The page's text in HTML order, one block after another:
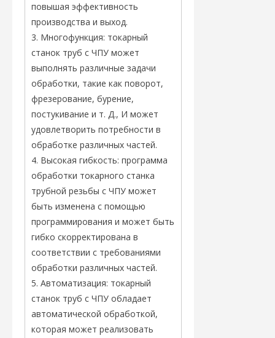
повышая эффективность
производства и выход.
3. Многофункция: токарный
станок труб с ЧПУ может
выполнять различные задачи
обработки, такие как поворот,
фрезерование, бурение,
постукивание и т. Д., И может
удовлетворить потребности в
обработке различных частей.
4. Высокая гибкость: программа
обработки токарного станка
трубной резьбы с ЧПУ может
быть изменена с помощью
программирования и может быть
гибко скорректирована в
соответствии с требованиями
обработки различных частей.
5. Автоматизация: токарный
станок труб с ЧПУ обладает
автоматической обработкой,
которая может реализовать